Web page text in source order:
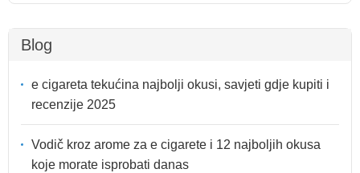
Blog
e cigareta tekućina najbolji okusi, savjeti gdje kupiti i
recenzije 2025
Vodič kroz arome za e cigarete i 12 najboljih okusa
koje morate isprobati danas